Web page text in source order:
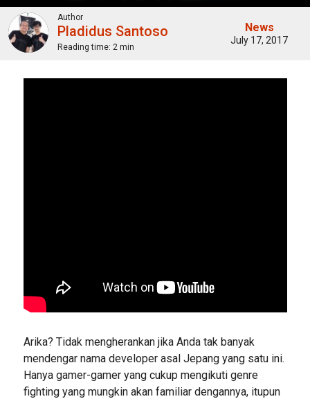
Author
Pladidus Santoso
Reading time: 2 min
News
July 17, 2017
Arika? Tidak mengherankan jika Anda tak banyak
mendengar nama developer asal Jepang yang satu ini.
Hanya gamer-gamer yang cukup mengikuti genre
fighting yang mungkin akan familiar dengannya, itupun